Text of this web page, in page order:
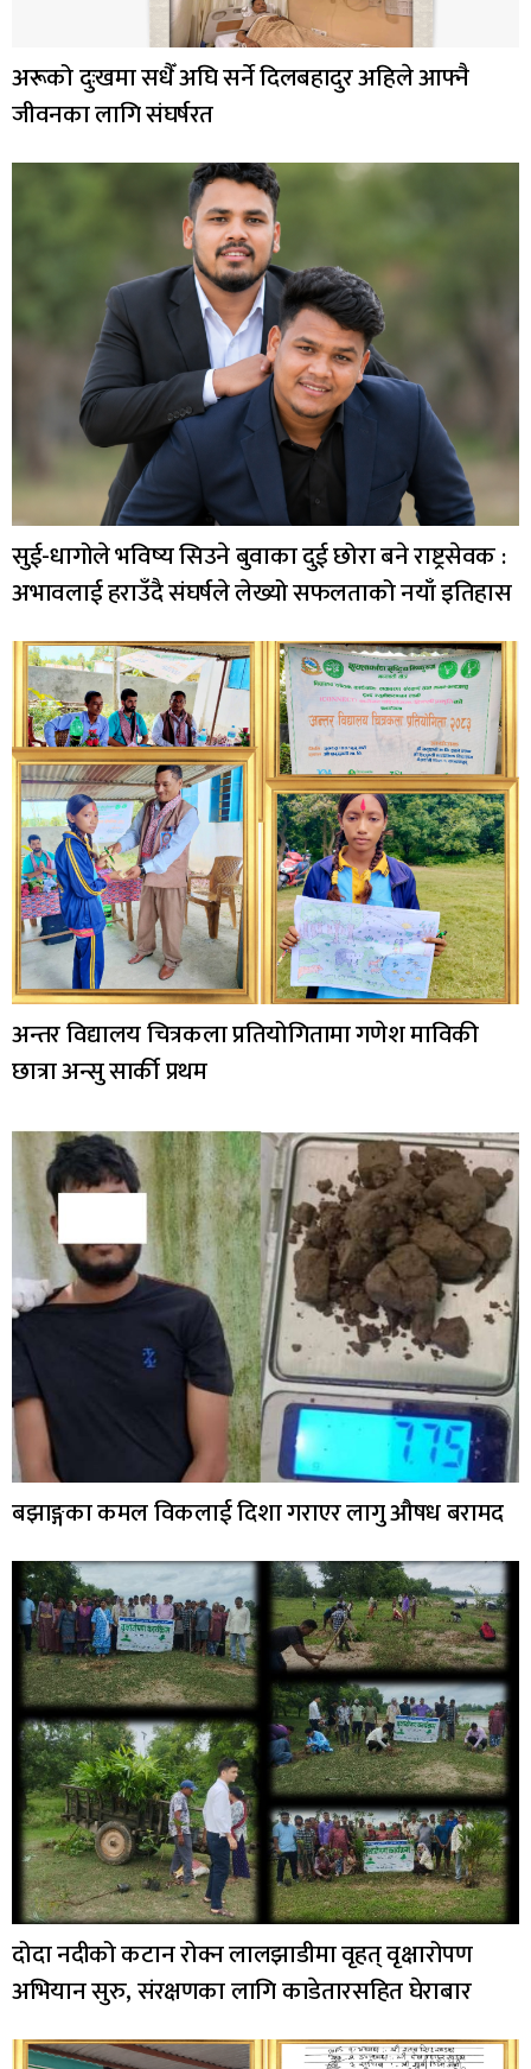
अरूको दुःखमा सधैँ अघि सर्ने दिलबहादुर अहिले आफ्नै
जीवनका लागि संघर्षरत
सुई-धागोले भविष्य सिउने बुवाका दुई छोरा बने राष्ट्रसेवक :
अभावलाई हराउँदै संघर्षले लेख्यो सफलताको नयाँ इतिहास
अन्तर विद्यालय चित्रकला प्रतियोगितामा गणेश माविकी
छात्रा अन्सु सार्की प्रथम
बझाङ्गका कमल विकलाई दिशा गराएर लागु औषध बरामद
दोदा नदीको कटान रोक्न लालझाडीमा वृहत् वृक्षारोपण
अभियान सुरु, संरक्षणका लागि काडेतारसहित घेराबार